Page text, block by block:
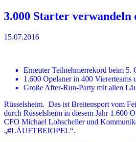
3.000 Starter
15.07.2016
Erneuter Teilnehmerrekord beim 5.
1.600 Opelaner in 400 Viererteams
Große After-Run-Party mit allen
Rüsselsheim. Das ist Breitensport vom
durch Rüsselsheim in diesem Jahr 1.600
CFO Michael Lohscheller und
„#LÄUFTBEIOPEL“.